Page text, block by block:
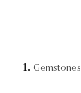
Gemstones